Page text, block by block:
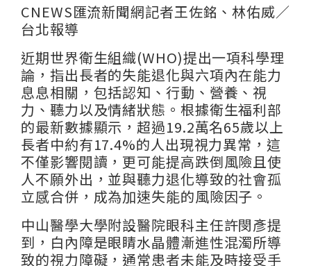
CNEWS匯流新聞網記者王佐銘、林佑威／
台北報導
近期世界衛生組織(WHO)提出一項科學理
論，指出長者的失能退化與六項內在能力
息息相關，包括認知、行動、營養、視
力、聽力以及情緒狀態。根據衛生福利部
的最新數據顯示，超過19.2萬名65歲以上
長者中約有17.4%的人出現視力異常，這
不僅影響閱讀，更可能提高跌倒風險且使
人不願外出，並與聽力退化導致的社會孤
立感合併，成為加速失能的風險因子。
中山醫學大學附設醫院眼科主任許閔彥提
到，白內障是眼睛水晶體漸進性混濁所導
致的視力障礙，通常患者未能及時接受手